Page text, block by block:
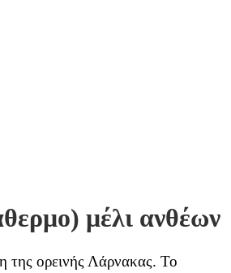
μέλι ανθέων
της ορεινής Λάρνακας. Το